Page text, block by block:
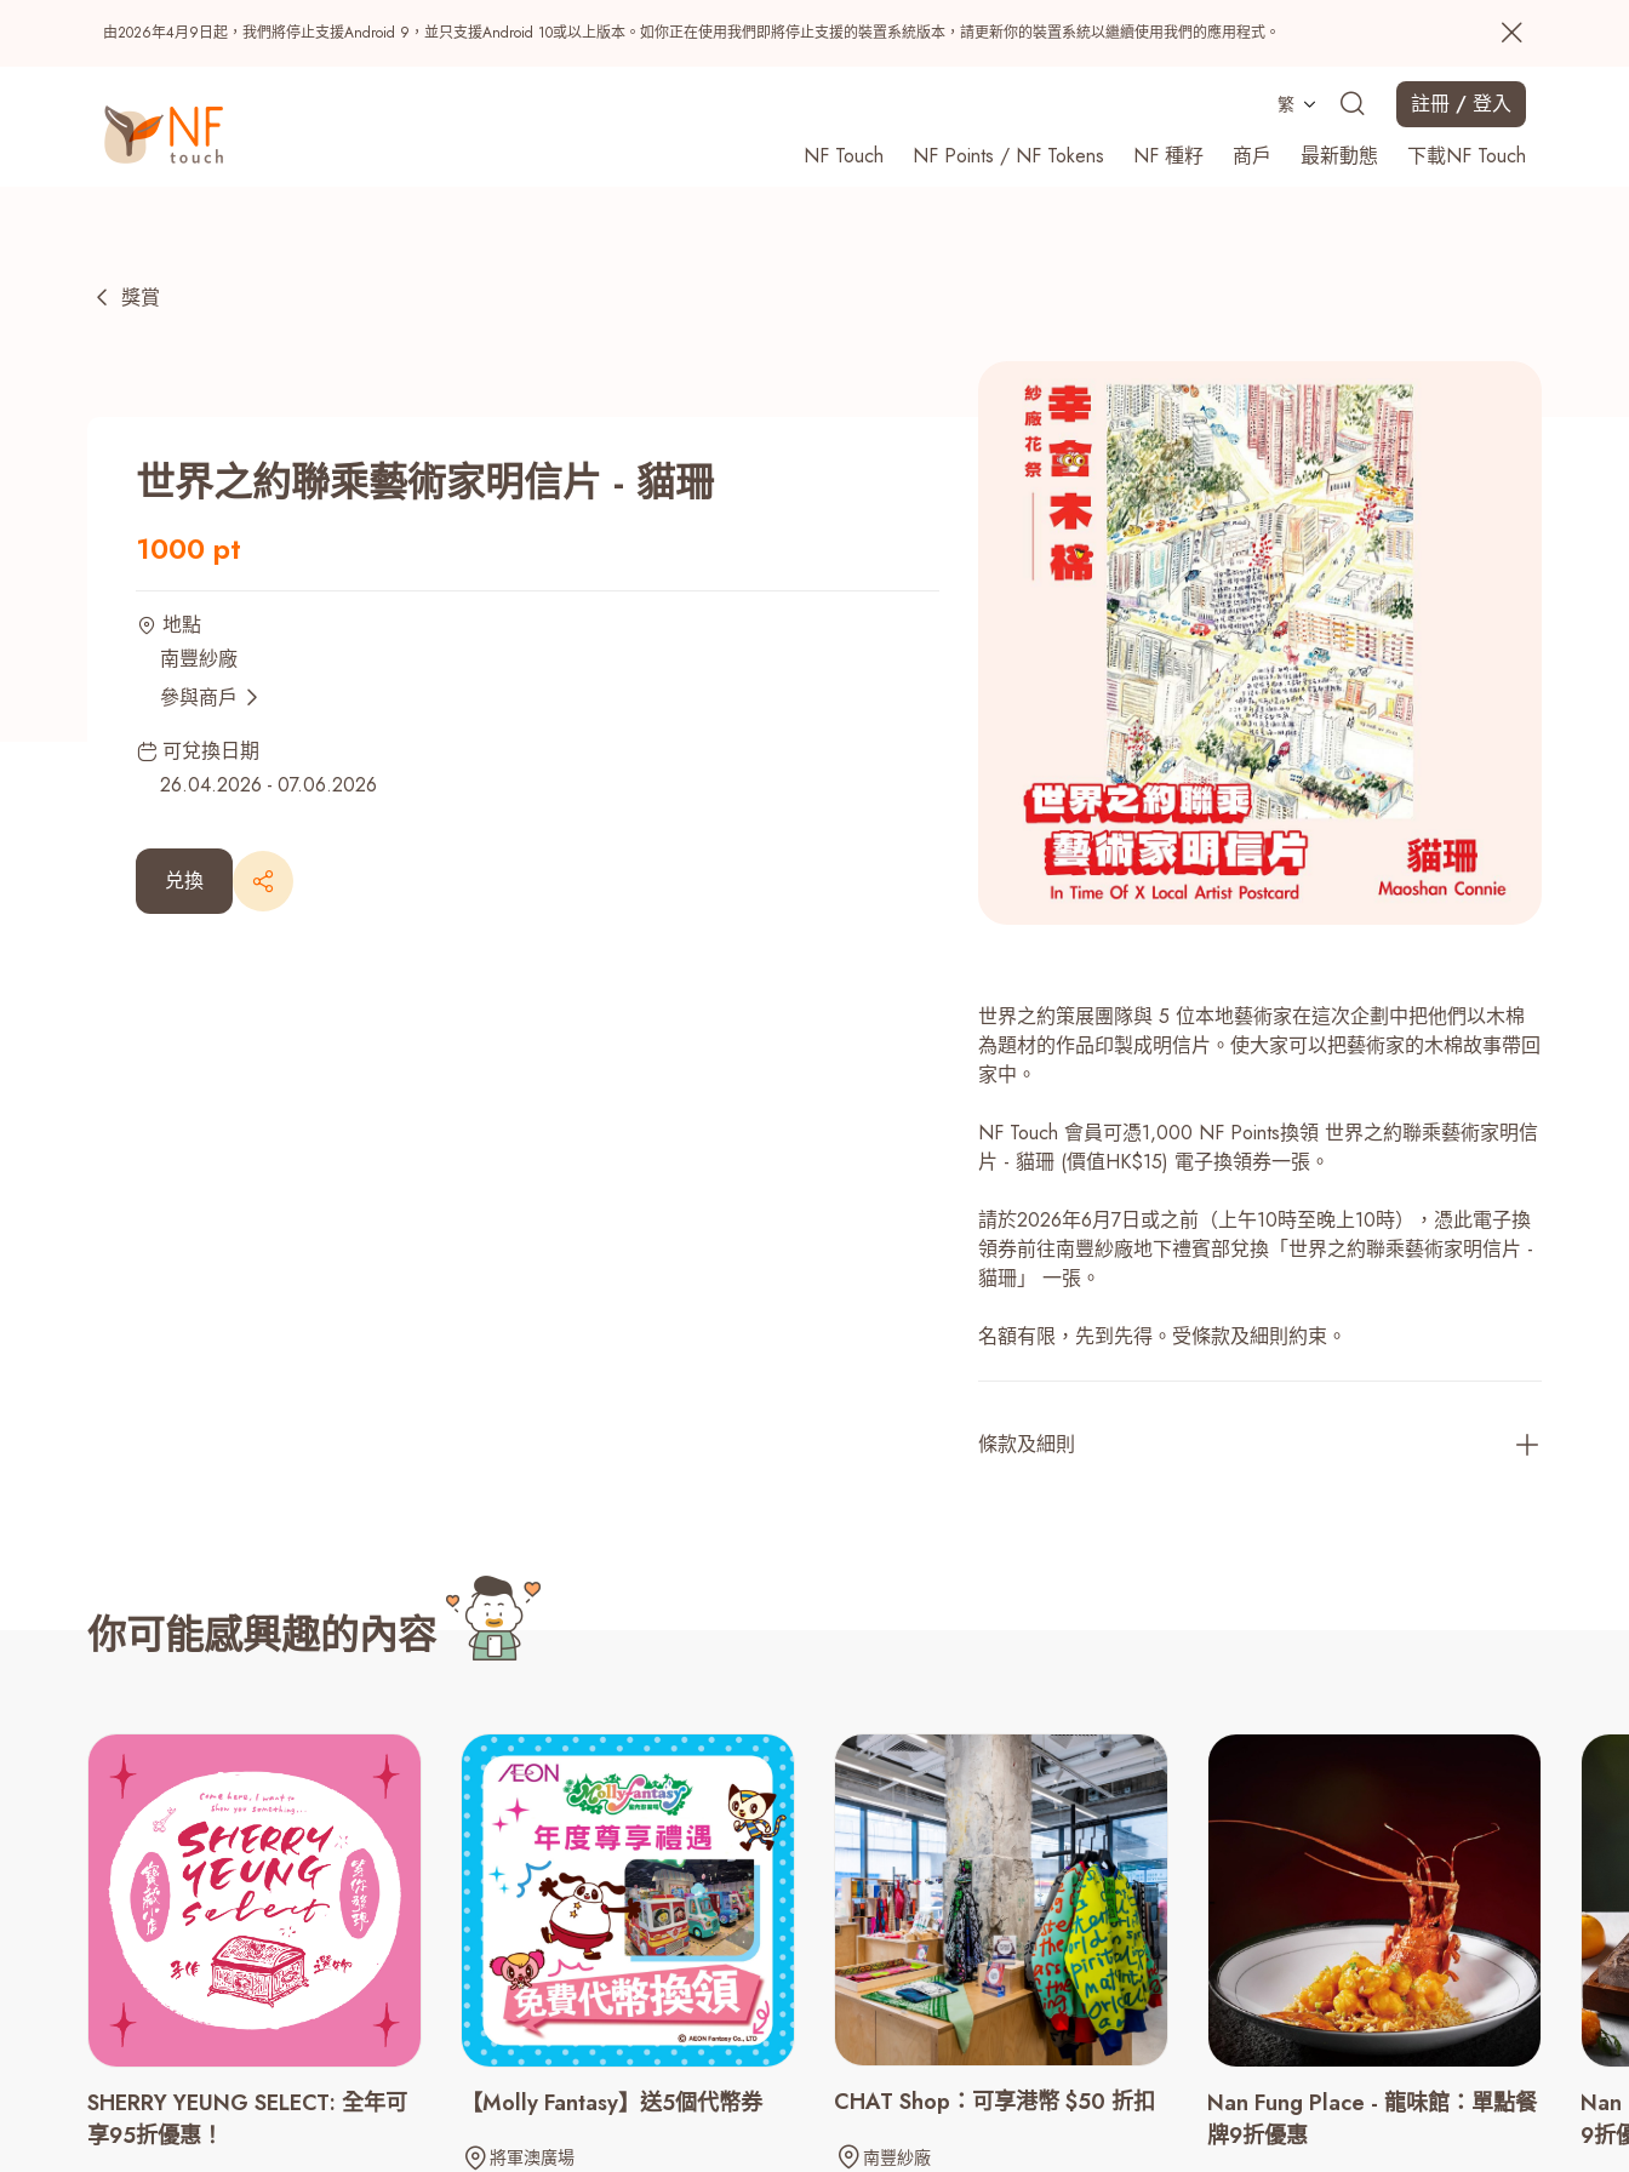
由2026年4月9日起，我們將停止支援Android 9，並只支援Android 10或以上版本。如你正在使用我們即將停止支援的裝置系統版本，請更新你的裝置系統以繼續使用我們的應用程式。
繁
註冊 / 登入
NF Touch
NF Points / NF Tokens NF 種籽 商戶 最新動態 下載NF Touch
NF 種籽 NF Points AIRSIDE 獎賞
獎賞
世界之約聯乘藝術家明信片 - 貓珊
1000 pt
地點
南豐紗廠
參與商戶
可兌換日期
26.04.2026 - 07.06.2026
兑換
世界之約策展團隊與 5 位本地藝術家在這次企劃中把他們以木棉
為題材的作品印製成明信片。使大家可以把藝術家的木棉故事帶回
家中。
NF Touch 會員可憑1,000 NF Points換領 世界之約聯乘藝術家明信
片 - 貓珊 (價值HK$15) 電子換領券一張。
請於2026年6月7日或之前（上午10時至晚上10時），憑此電子換
領券前往南豐紗廠地下禮賓部兌換「世界之約聯乘藝術家明信片 -
貓珊」 一張。
名額有限，先到先得。受條款及細則約束。
條款及細則
你可能感興趣的內容
SHERRY YEUNG SELECT: 全年可
享95折優惠！
【Molly Fantasy】送5個代幣券
將軍澳廣場
CHAT Shop：可享港幣 $50 折扣
南豐紗廠
Nan Fung Place - 龍味館：單點餐
牌9折優惠
Nan
9折